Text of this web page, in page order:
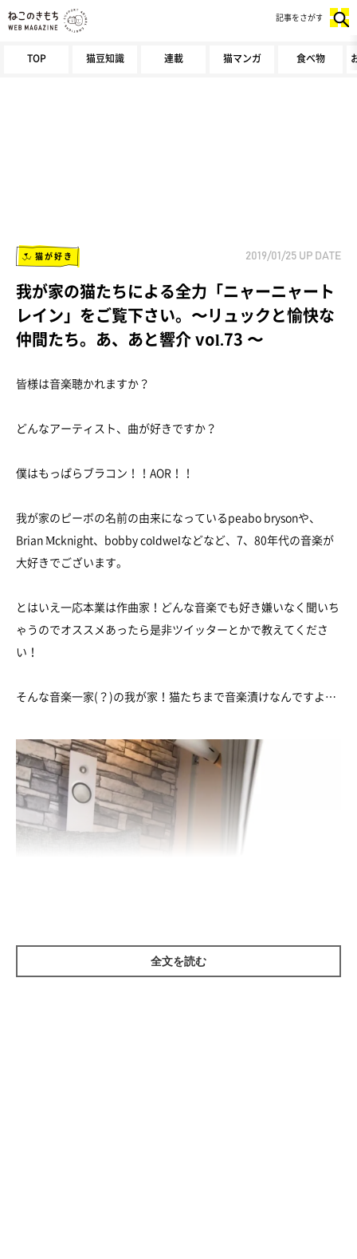
TOP 猫豆知識 連載 猫マンガ 食べ物
記事をさがす
猫が好き 2019/01/25 UP DATE
我が家の猫たちによる全力「ニャーニャート
レイン」をご覧下さい。〜リュックと愉快な
仲間たち。あ、あと響介 vol.73 〜
皆様は音楽聴かれますか？
どんなアーティスト、曲が好きですか？
僕はもっぱらブラコン！！AOR！！
我が家のピーボの名前の由来になっているpeabo brysonや、
Brian Mcknight、bobby coldwelなどなど、7、80年代の音楽が
大好きでございます。
とはいえ一応本業は作曲家！どんな音楽でも好き嫌いなく聞いち
ゃうのでオススメあったら是非ツイッターとかで教えてくださ
い！
そんな音楽一家(？)の我が家！猫たちまで音楽漬けなんですよ…
全文を読む